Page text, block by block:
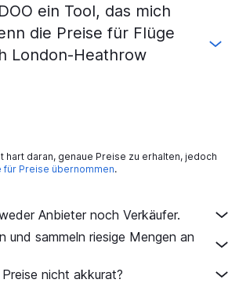
ein Tool, das mich
die Preise für Flüge
London-Heathrow
hart daran, genaue Preise zu erhalten, jedoch
für Preise übernommen.
Anbieter noch Verkäufer.
und sammeln riesige Mengen an
nicht akkurat?